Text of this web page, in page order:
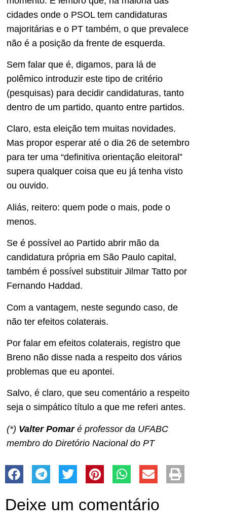
cidades onde o PSOL tem candidaturas
majoritárias e o PT também, o que prevalece
não é a posição da frente de esquerda.
Sem falar que é, digamos, para lá de
polêmico introduzir este tipo de critério
(pesquisas) para decidir candidaturas, tanto
dentro de um partido, quanto entre partidos.
Claro, esta eleição tem muitas novidades.
Mas propor esperar até o dia 26 de setembro
para ter uma “definitiva orientação eleitoral”
supera qualquer coisa que eu já tenha visto
ou ouvido.
Aliás, reitero: quem pode o mais, pode o
menos.
Se é possível ao Partido abrir mão da
candidatura própria em São Paulo capital,
também é possível substituir Jilmar Tatto por
Fernando Haddad.
Com a vantagem, neste segundo caso, de
não ter efeitos colaterais.
Por falar em efeitos colaterais, registro que
Breno não disse nada a respeito dos vários
problemas que eu apontei.
Salvo, é claro, que seu comentário a respeito
seja o simpático título a que me referi antes.
(*) Valter Pomaré professor da UFABC
membro do Diretório Nacional do PT
Deixe um comentário